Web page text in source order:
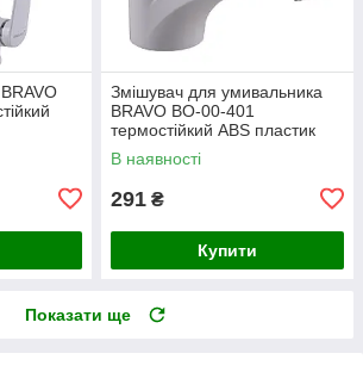
Змішувач для умивальника
BRAVO BO-00-401
термостійкий ABS пластик
В наявності
291 ₴
Купити
Показати ще